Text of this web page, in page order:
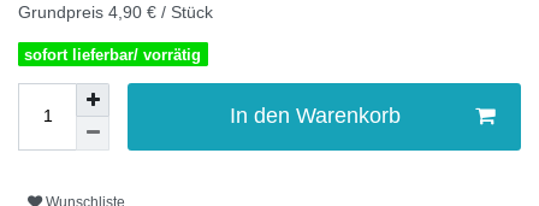
Grundpreis 4,90 € / Stück
sofort lieferbar/ vorrätig
In den Warenkorb